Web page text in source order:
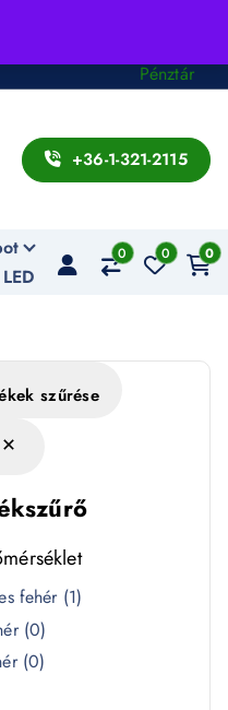
Pénztár
+36-1-321-2115
0 0 0
szűrése
fehér (1)
(0)
(0)